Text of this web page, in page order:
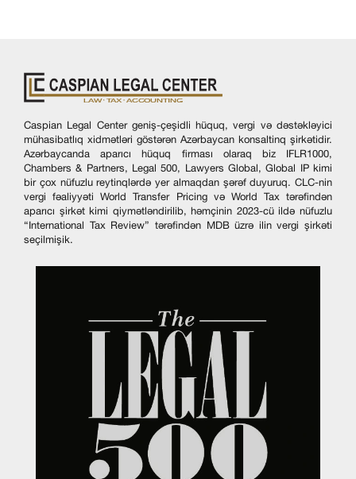
Caspian Legal Center geniş-çeşidli hüquq, vergi və dəstəkləyici
mühasibatlıq xidmətləri göstərən Azərbaycan konsaltinq şirkətidir.
Azərbaycanda aparıcı hüquq firması olaraq biz IFLR1000,
Chambers & Partners, Legal 500, Lawyers Global, Global IP kimi
bir çox nüfuzlu reytinqlərdə yer almaqdan şərəf duyuruq. CLC-nin
vergi fəaliyyəti World Transfer Pricing və World Tax tərəfindən
aparıcı şirkət kimi qiymətləndirilib, həmçinin 2023-cü ildə nüfuzlu
“International Tax Review” tərəfindən MDB üzrə ilin vergi şirkəti
seçilmişik.